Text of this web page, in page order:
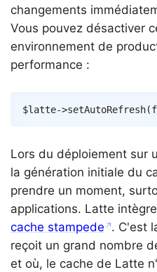
changements
Vous pouvez désactiver
environnement de
performance :
$latte->setAutoRefresh(
Lors du déploiement sur
la génération initiale du
prendre un moment,
applications. Latte
cache stampede . C'est
reçoit un grand nombre
et où, le cache de Latte